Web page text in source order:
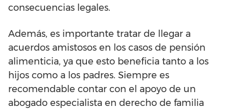
consecuencias legales.
Además, es importante tratar de llegar a
acuerdos amistosos en los casos de pensión
alimenticia, ya que esto beneficia tanto a los
hijos como a los padres. Siempre es
recomendable contar con el apoyo de un
abogado especialista en derecho de familia